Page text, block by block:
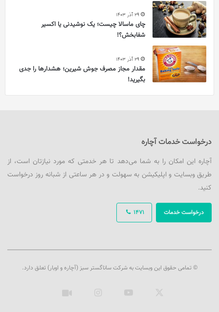
29 آذر 1403
چای ماسالا چیست؛ یک نوشیدنی یا اکسیر
شفابخش؟!
29 آذر 1403
مقدار مجاز مصرف جوش شیرین؛ هشدارها را جدی
بگیرید!
درخواست خدمات آچاره
آچاره این امکان را به شما می‌دهد تا هر خدمتی که مورد نیازتان است، از
طریق وبسایت و اپلیکیشن به سهولت و در هر ساعتی از شبانه روز درخواست
کنید.
1471 درخواست خدمات
© تمامی حقوق این وبسایت به شرکت ساناگستر سبز (آچاره و اوبار) تعلق دارد.
یوتیوب اینستاگرام